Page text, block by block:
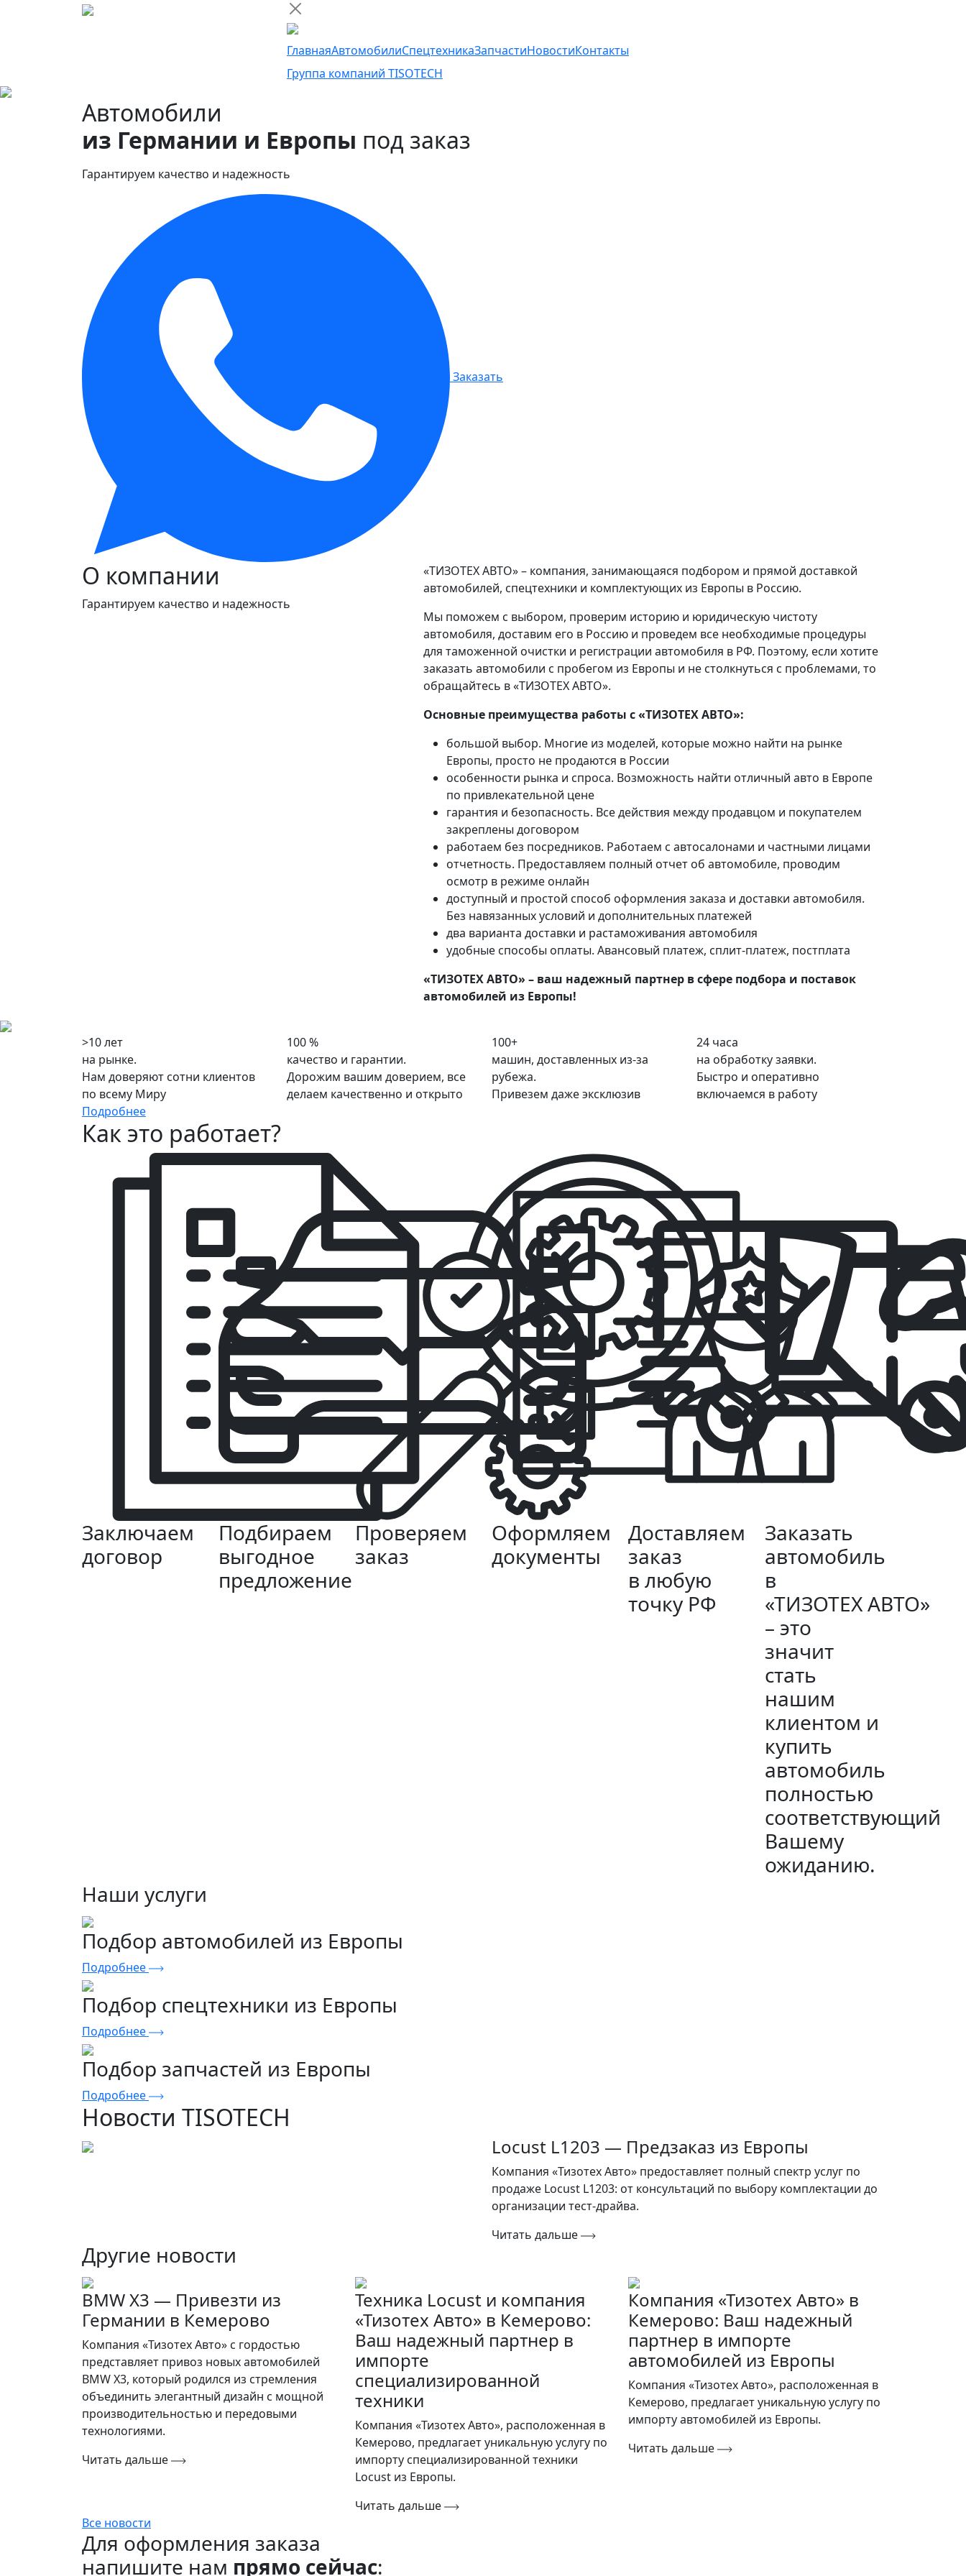
ГлавнаяАвтомобилиСпецтехникаЗапчастиНовостиКонтакты
Группа компаний TISOTECH
Автомобили
из Германии и Европы под заказ
Гарантируем качество и надежность
Заказать
О компании
Гарантируем качество и надежность
«ТИЗОТЕХ АВТО» – компания, занимающаяся подбором и прямой доставкой
автомобилей, спецтехники и комплектующих из Европы в Россию.
Мы поможем с выбором, проверим историю и юридическую чистоту
автомобиля, доставим его в Россию и проведем все необходимые процедуры
для таможенной очистки и регистрации автомобиля в РФ. Поэтому, если хотите
заказать автомобили с пробегом из Европы и не столкнуться с проблемами, то
обращайтесь в «ТИЗОТЕХ АВТО».
Основные преимущества работы с «ТИЗОТЕХ АВТО»:
большой выбор. Многие из моделей, которые можно найти на рынке
Европы, просто не продаются в России
особенности рынка и спроса. Возможность найти отличный авто в Европе
по привлекательной цене
гарантия и безопасность. Все действия между продавцом и покупателем
закреплены договором
работаем без посредников. Работаем с автосалонами и частными лицами
отчетность. Предоставляем полный отчет об автомобиле, проводим
осмотр в режиме онлайн
доступный и простой способ оформления заказа и доставки автомобиля.
Без навязанных условий и дополнительных платежей
два варианта доставки и растаможивания автомобиля
удобные способы оплаты. Авансовый платеж, сплит-платеж, постплата
«ТИЗОТЕХ АВТО» – ваш надежный партнер в сфере подбора и поставок
автомобилей из Европы!
>10 лет
на рынке.
Нам доверяют сотни клиентов
по всему Миру
100 %
качество и гарантии.
Дорожим вашим доверием, все
делаем качественно и открыто
100+
машин, доставленных из-за
рубежа.
Привезем даже эксклюзив
24 часа
на обработку заявки.
Быстро и оперативно
включаемся в работу
Подробнее
Как это работает?
Заключаем
договор
Подбираем
выгодное
предложение
Проверяем
заказ
Оформляем
документы
Доставляем
заказ
в любую
точку РФ
Заказать
автомобиль
в
«ТИЗОТЕХ АВТО»
– это
значит
стать
нашим
клиентом и
купить
автомобиль
полностью
соответствующий
Вашему
ожиданию.
Наши услуги
Подбор автомобилей из Европы
Подробнее
Подбор спецтехники из Европы
Подробнее
Подбор запчастей из Европы
Подробнее
Новости TISOTECH
Locust L1203 — Предзаказ из Европы
Компания «Тизотех Авто» предоставляет полный спектр услуг по
продаже Locust L1203: от консультаций по выбору комплектации до
организации тест-драйва.
Читать дальше
Другие новости
BMW X3 — Привезти из
Германии в Кемерово
Компания «Тизотех Авто» с гордостью
представляет привоз новых автомобилей
BMW X3, который родился из стремления
объединить элегантный дизайн с мощной
производительностью и передовыми
технологиями.
Читать дальше
Техника Locust и компания
«Тизотех Авто» в Кемерово:
Ваш надежный партнер в
импорте
специализированной
техники
Компания «Тизотех Авто», расположенная в
Кемерово, предлагает уникальную услугу по
импорту специализированной техники
Locust из Европы.
Читать дальше
Компания «Тизотех Авто» в
Кемерово: Ваш надежный
партнер в импорте
автомобилей из Европы
Компания «Тизотех Авто», расположенная в
Кемерово, предлагает уникальную услугу по
импорту автомобилей из Европы.
Читать дальше
Все новости
Для оформления заказа
напишите нам прямо сейчас: